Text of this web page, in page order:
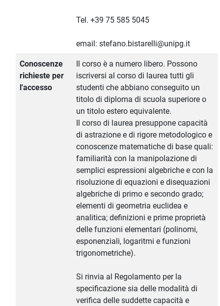
Tel. +39 75 585 5045
email: stefano.bistarelli@unipg.it
Conoscenze
richieste per
l'accesso
Il corso è a numero libero. Possono
iscriversi al corso di laurea tutti gli
studenti che abbiano conseguito un
titolo di diploma di scuola superiore o
un titolo estero equivalente.
Il corso di laurea presuppone capacità
di astrazione e di rigore metodologico e
conoscenze matematiche di base quali:
familiarità con la manipolazione di
semplici espressioni algebriche e con la
risoluzione di equazioni e disequazioni
algebriche di primo e secondo grado;
elementi di geometria euclidea e
analitica; definizioni e prime proprietà
delle funzioni elementari (polinomi,
esponenziali, logaritmi e funzioni
trigonometriche).
Si rinvia al Regolamento per la
specificazione sia delle modalità di
verifica delle suddette capacità e